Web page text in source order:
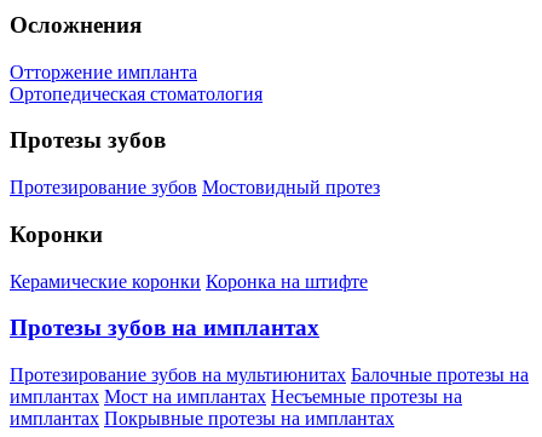
Осложнения
Отторжение импланта
Ортопедическая стоматология
Протезы зубов
Протезирование зубов Мостовидный протез
Коронки
Керамические коронки Коронка на штифте
Протезы зубов на имплантах
Протезирование зубов на мультиюнитах Балочные протезы на
имплантах Мост на имплантах Несъемные протезы на
имплантах Покрывные протезы на имплантах